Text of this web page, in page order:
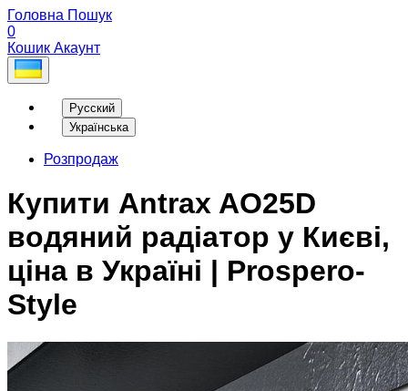
Головна Пошук
0
Кошик Акаунт
Русский
Українська
Розпродаж
Купити Antrax AO25D
водяний радіатор у Києві,
ціна в Україні | Prospero-
Style